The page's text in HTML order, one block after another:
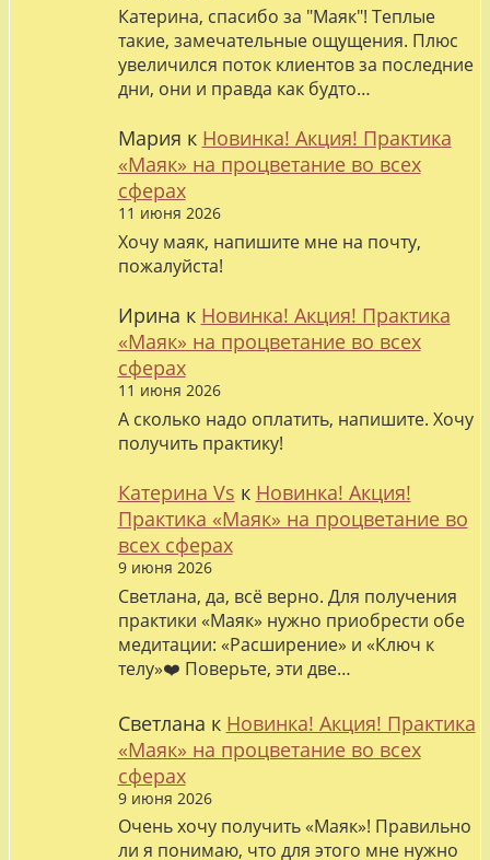
Катерина, спасибо за "Маяк"! Теплые
такие, замечательные ощущения. Плюс
увеличился поток клиентов за последние
дни, они и правда как будто…
Мария к Новинка! Акция! Практика
«Маяк» на процветание во всех
сферах
11 июня 2026
Хочу маяк, напишите мне на почту,
пожалуйста!
Ирина к Новинка! Акция! Практика
«Маяк» на процветание во всех
сферах
11 июня 2026
А сколько надо оплатить, напишите. Хочу
получить практику!
Катерина Vs к Новинка! Акция!
Практика «Маяк» на процветание во
всех сферах
9 июня 2026
Светлана, да, всё верно. Для получения
практики «Маяк» нужно приобрести обе
медитации: «Расширение» и «Ключ к
телу»❤️ Поверьте, эти две…
Светлана к Новинка! Акция! Практика
«Маяк» на процветание во всех
сферах
9 июня 2026
Очень хочу получить «Маяк»! Правильно
ли я понимаю, что для этого мне нужно